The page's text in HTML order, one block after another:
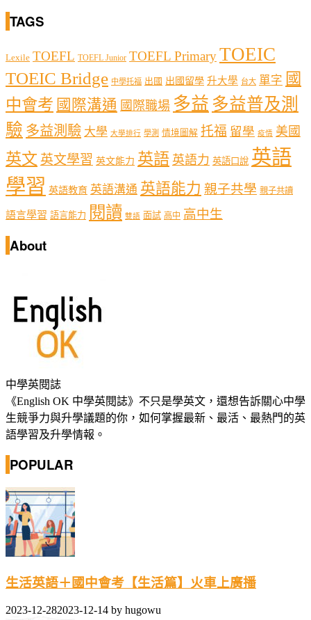
TAGS
Lexile TOEFL TOEFL Junior TOEFL PrimaryTOEIC
TOEIC Bridge 中學托福 出國 出國留學 升大學 台大 單字 國
中會考 國際溝通 國際職場 多益 多益普及測
驗 多益測驗 大學 大學排行 學測 情境圖解 托福 留學 疫情 美國
英文 英文學習 英文能力 英語 英語力 英語口說 英語
學習 英語教育 英語溝通 英語能力 親子共學 親子共讀
語言學習 語言能力 閱讀 雙語 面試 高中 高中生
About
中學英閱誌
《English OK 中學英閱誌》不只是學英文，還想告訴關心中學
生競爭力與升學議題的你，如何掌握最新、最活、最熱門的英
語學習及升學情報。
POPULAR
生活英語＋國中會考【生活篇】火車上廣播
2023-12-282023-12-14 by hugowu